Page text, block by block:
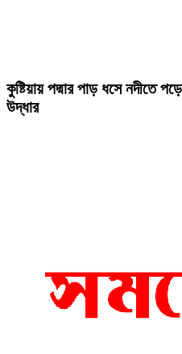
কুষ্টিয়ায় পদ্মার পাড় ধসে নদীতে
উদ্ধার